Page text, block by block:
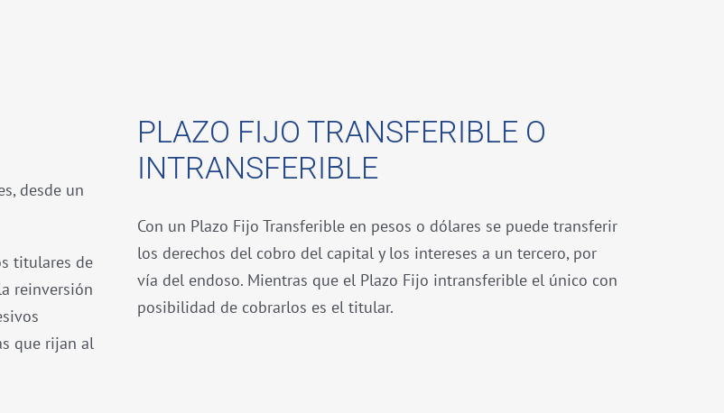
desde un
titulares de
reinversión
que rijan al
PLAZO FIJO TRANSFERIBLE O
INTRANSFERIBLE
Con un Plazo Fijo Transferible en pesos o dólares se puede transferir
los derechos del cobro del capital y los intereses a un tercero, por
vía del endoso. Mientras que el Plazo Fijo intransferible el único con
posibilidad de cobrarlos es el titular.